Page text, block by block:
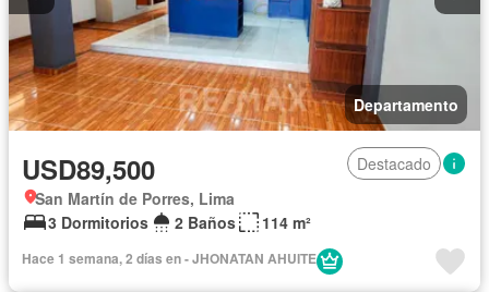
Departamento
USD89,500
Destacado
San Martín de Porres, Lima
3 Dormitorios
2 Baños 114 m²
Hace 1 semana, 2 días en - JHONATAN AHUITE